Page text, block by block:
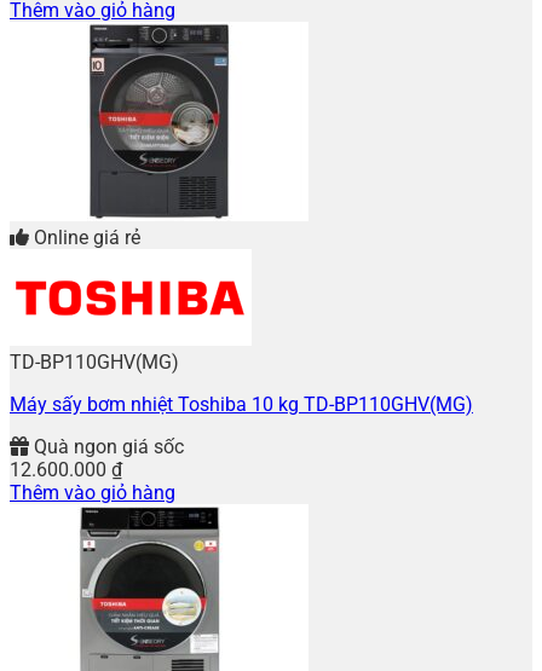
Thêm vào giỏ hàng
Online giá rẻ
TD-BP110GHV(MG)
Máy sấy bơm nhiệt Toshiba 10 kg TD-BP110GHV(MG)
Quà ngon giá sốc
12.600.000 ₫
Thêm vào giỏ hàng